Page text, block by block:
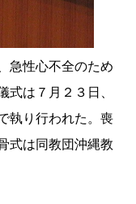
急性心不全のため
式は７月２３日、
執り行われた。喪
式は同教団沖縄教